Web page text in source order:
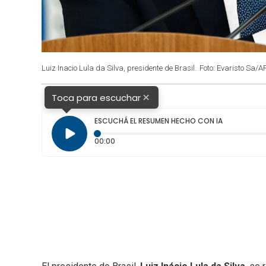
Luiz Inacio Lula da Silva, presidente de Brasil. Foto: Evaristo Sa/
Toca para escuchar×
ESCUCHÁ EL RESUMEN HECHO CON IA
00:00